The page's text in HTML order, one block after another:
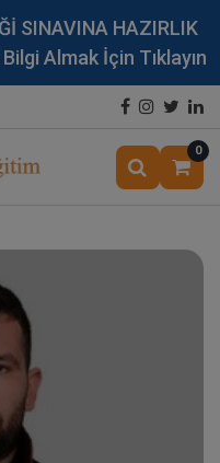
SINAVINA HAZIRLIK
Almak İçin Tıklayın
0